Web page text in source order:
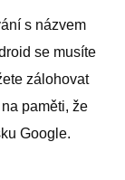
s názvem
se musíte
zálohovat
paměti, že
Google.